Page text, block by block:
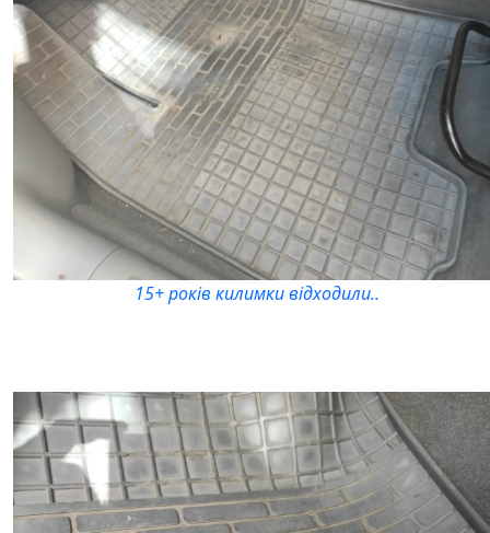
15+ років килимки відходили..